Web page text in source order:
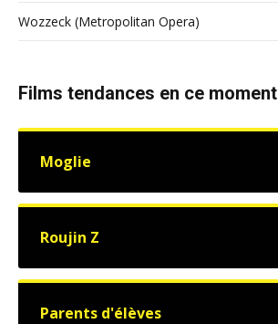
Wozzeck (Metropolitan Opera)
Films tendances en ce moment
Moglie
Roujin Z
Parents d'élèves